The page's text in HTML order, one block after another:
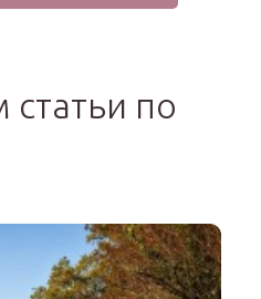
по